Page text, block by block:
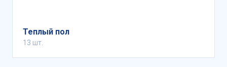
Теплый пол
13 шт.